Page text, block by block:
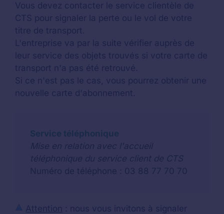
Vous devez contacter le service clientèle de
CTS pour signaler la perte ou le vol de votre
titre de transport.
L'entreprise va par la suite vérifier auprès de
leur service des objets trouvés si votre carte de
transport n'a pas été retrouvé.
Si ce n'est pas le cas, vous pourrez obtenir une
nouvelle carte d'abonnement.
Attention : nous vous invitons à signaler